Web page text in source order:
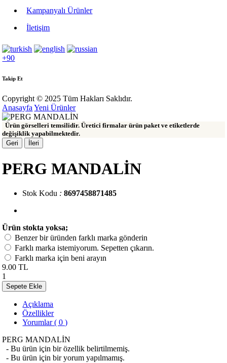
Kampanyalı Ürünler
İletişim
+90
Takip Et
Copyright © 2025 Tüm Hakları Saklıdır.
Anasayfa Yeni Ürünler
Ürün görselleri temsilidir. Üretici firmalar ürün paket ve etiketlerde
değişiklik yapabilmektedir.
Geri
İleri
PERG MANDALİN
Stok Kodu : 8697458871485
Ürün stokta yoksa;
Benzer bir üründen farklı marka gönderin
Farklı marka istemiyorum. Sepetten çıkarın.
Farklı marka için beni arayın
9.00 TL
1
Sepete Ekle
Açıklama
Özellikler
Yorumlar ( 0 )
PERG MANDALİN
- Bu ürün için bir özellik belirtilmemiş.
- Bu ürün için bir yorum yapılmamış.